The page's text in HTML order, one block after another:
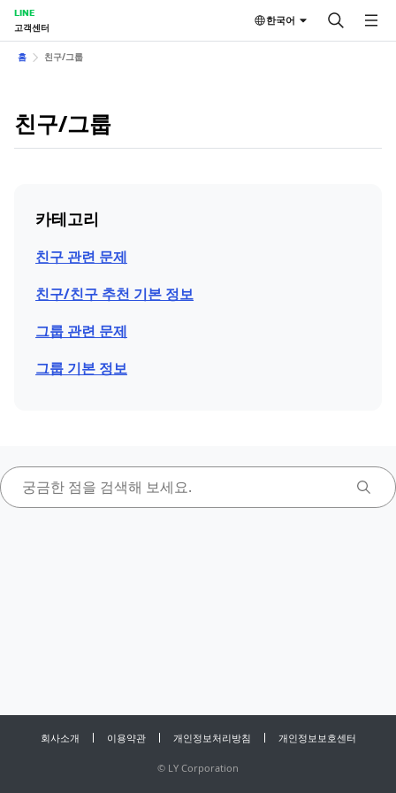
LINE
고객센터
한국어
홈 친구/그룹
친구/그룹
카테고리
친구 관련 문제
친구/친구 추천 기본 정보
그룹 관련 문제
그룹 기본 정보
회사소개 이용약관 개인정보처리방침 개인정보보호센터
© LY Corporation